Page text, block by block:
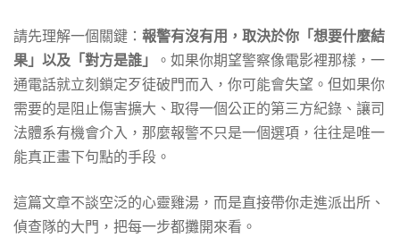
的
報
案
流
請先理解一個關鍵： 報警有沒有用，取決於你「想要什麼結
果」以及「對方是誰」
。如果你期望警察像電影裡那樣，一
通電話就立刻鎖定歹徒破門而入，你可能會失望。但如果你
需要的是阻止傷害擴大、取得一個公正的第三方紀錄、讓司
法體系有機會介入，那麼報警不只是一個選項，往往是唯一
能真正畫下句點的手段。
這篇文章不談空泛的心靈雞湯，而是直接帶你走進派出所、
偵查隊的大門，把每一步都攤開來看。